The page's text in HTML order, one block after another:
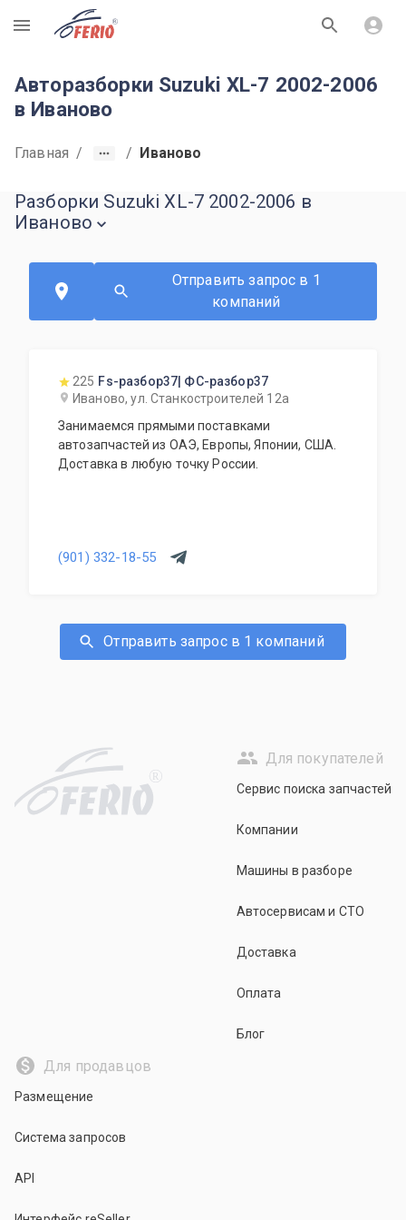
R
Авторазборки Suzuki XL-7 2002-2006
в Иваново
Главная / / Иваново
Разборки Suzuki XL-7 2002-2006 в
Иваново
Отправить запрос в 1
компаний
225 Fs-разбор37| ФС-разбор37
Иваново, ул. Станкостроителей 12а
Занимаемся прямыми поставками
автозапчастей из ОАЭ, Европы, Японии, США.
Доставка в любую точку России.
(901) 332-18-55
Отправить запрос в 1 компаний
R
Для покупателей
Сервис поиска запчастей
Компании
Машины в разборе
Автосервисам и СТО
Доставка
Оплата
Блог
Для продавцов
Размещение
Система запросов
API